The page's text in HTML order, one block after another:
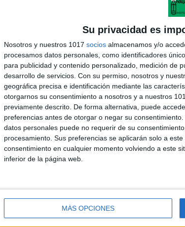
Su privacidad es
Nosotros y nuestros 1017 socios almacenamos y/o
procesamos datos personales, como identificadores
para publicidad y contenido personalizado, medición de
desarrollo de servicios. Con su permiso, nosotros y
geográfica precisa e identificación mediante las
otorgarnos su consentimiento a nosotros y a nuestros
previamente descrito. De forma alternativa, puede
preferencias antes de otorgar o negar su consentimiento.
datos personales puede no requerir de su
procesamiento. Sus preferencias se aplicarán solo a
consentimiento en cualquier momento volviendo a este
inferior de la página web.
MÁS OPCIONES
de orientacionandujar
Andújar no es solo un blog, es la apuesta personal de dos
que además de ser pareja, son los encargados de los
del blog y en el cual, vuelcan la mayor parte del tiempo, que
en sus meses de verano les permite.